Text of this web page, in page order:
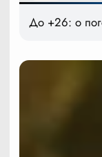
До +26: о